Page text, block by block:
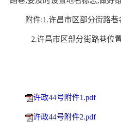
附件:1.许昌市区部分街路巷
2.许昌市区部分街路巷位
许政44号附件1.pdf
许政44号附件2.pdf